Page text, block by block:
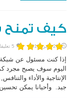
كيف تمنح
20 يناير، 2013 5 تعليقات
إذا كنت مسئول عن
اليوم سوف يصبح مجرد
الإنتاجية والأداء
جيد. وأحيانا يمكن